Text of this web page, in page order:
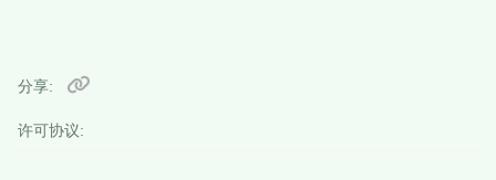
许可协议:
分享